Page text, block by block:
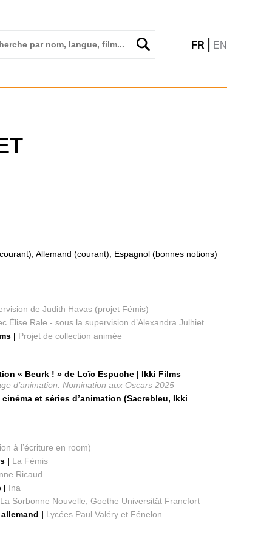
FR | EN
Allemand (courant), Espagnol (bonnes notions)
de Judith Havas (projet Fémis)
Élise Rale - sous la supervision d’Alexandra Julhiet
| Projet de collection animée
« Beurk ! » de Loïc Espuche | Ikki Films
d’animation. Nomination aux Oscars 2025
et séries d’animation (Sacrebleu, Ikki
à l’écriture en room)
| La Fémis
Ricaud
| Ina
La Sorbonne Nouvelle, Goethe Universität Francfort
| Lycées Paul Valéry et Fénelon